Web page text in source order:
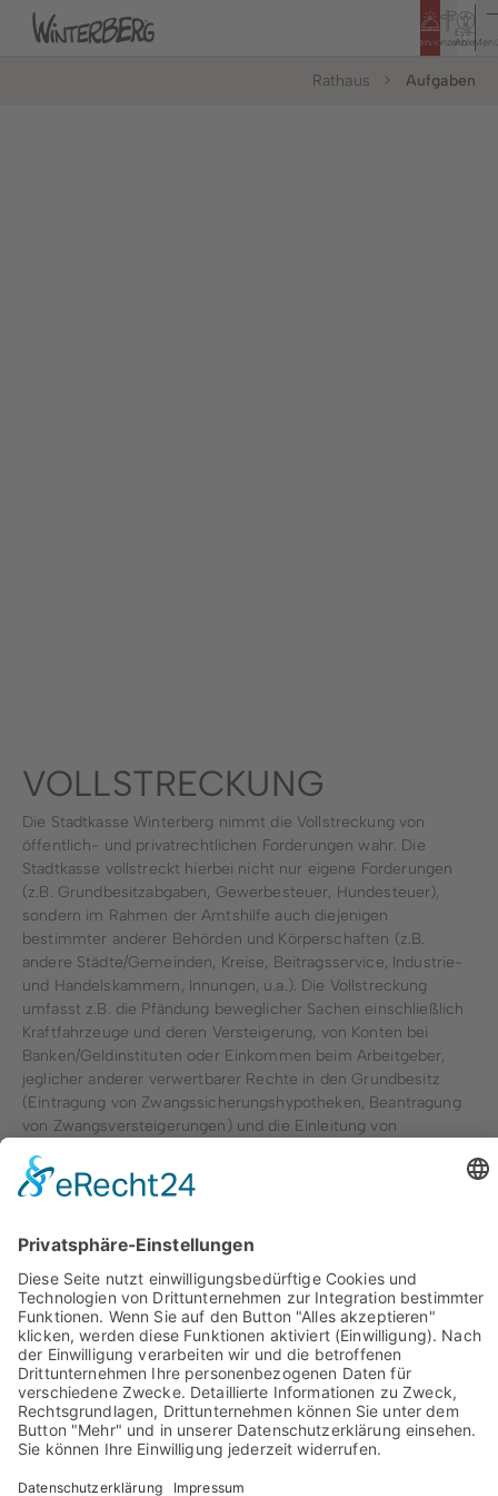
ServiceKonzern
Eye-
Able
Rathaus
Schwimmbad
Rathaus Aufgaben
VOLLSTRECKUNG
Die Stadtkasse Winterberg nimmt die Vollstreckung von
öffentlich- und privatrechtlichen Forderungen wahr. Die
Stadtkasse vollstreckt hierbei nicht nur eigene Forderungen
(z.B. Grundbesitzabgaben, Gewerbesteuer, Hundesteuer),
sondern im Rahmen der Amtshilfe auch diejenigen
bestimmter anderer Behörden und Körperschaften (z.B.
andere Städte/Gemeinden, Kreise, Beitragsservice, Industrie-
und Handelskammern, Innungen, u.a.). Die Vollstreckung
umfasst z.B. die Pfändung beweglicher Sachen einschließlich
Kraftfahrzeuge und deren Versteigerung, von Konten bei
Banken/Geldinstituten oder Einkommen beim Arbeitgeber,
jeglicher anderer verwertbarer Rechte in den Grundbesitz
(Eintragung von Zwangssicherungshypotheken, Beantragung
von Zwangsversteigerungen) und die Einleitung von
Im Rahmen der Vollstreckung entstehen der/dem
die zusammen mit der Hauptforderung ohne weiteres
zwangsweise beigetrieben werden
Rechtliche Grundlagen
LucaBiskoping